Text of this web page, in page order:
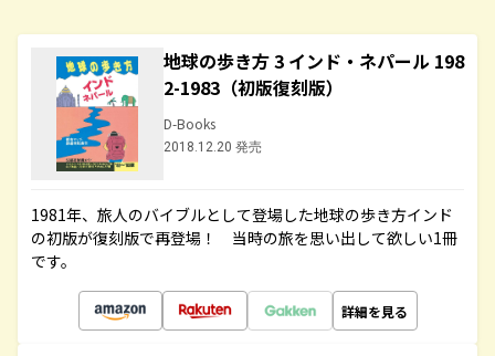
地球の歩き方 3 インド・ネパール 198
2-1983（初版復刻版）
D-Books
2018.12.20 発売
1981年、旅人のバイブルとして登場した地球の歩き方インド
の初版が復刻版で再登場！ 当時の旅を思い出して欲しい1冊
です。
詳細を見る